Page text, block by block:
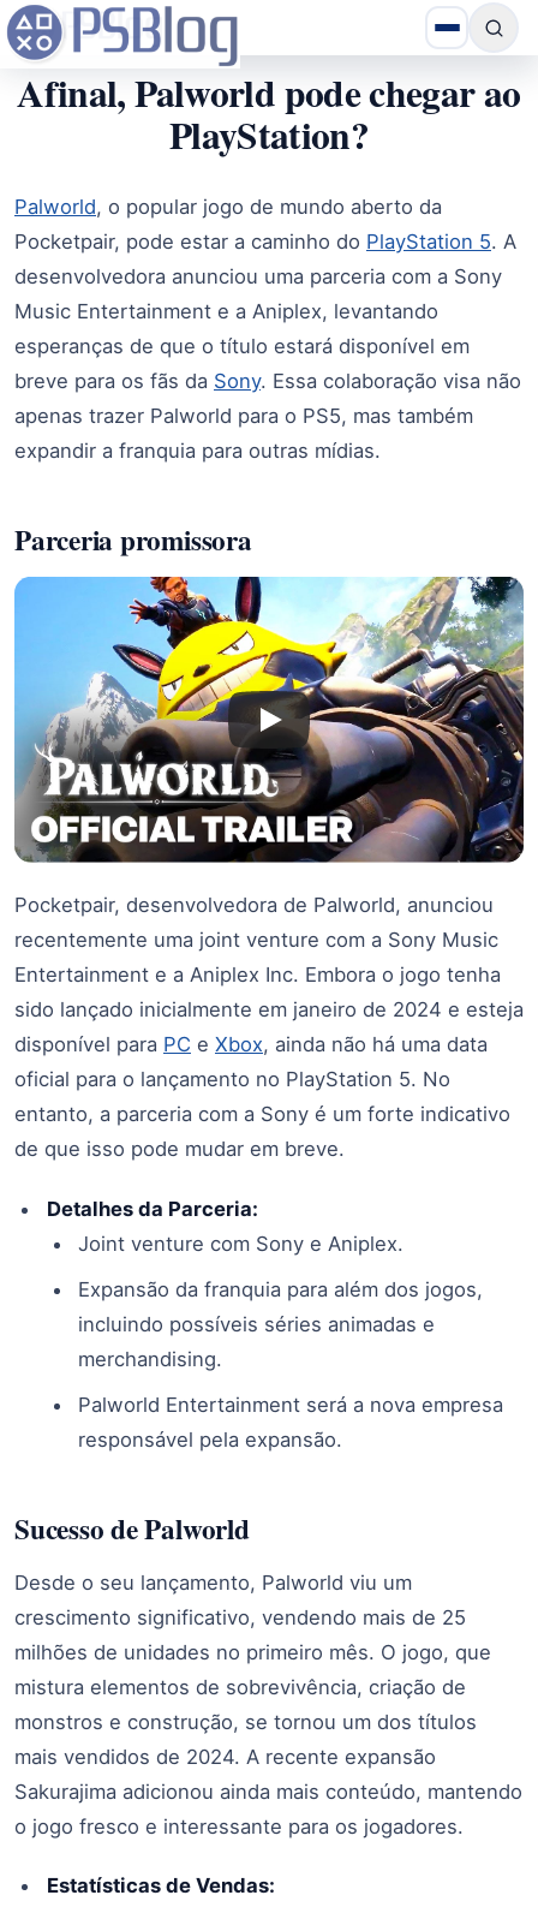
Afinal, Palworld pode chegar ao
PlayStation?
Palworld, o popular jogo de mundo aberto da
Pocketpair, pode estar a caminho do PlayStation 5. A
desenvolvedora anunciou uma parceria com a Sony
Music Entertainment e a Aniplex, levantando
esperanças de que o título estará disponível em
breve para os fãs da Sony. Essa colaboração visa não
apenas trazer Palworld para o PS5, mas também
expandir a franquia para outras mídias.
Parceria promissora
Pocketpair, desenvolvedora de Palworld, anunciou
recentemente uma joint venture com a Sony Music
Entertainment e a Aniplex Inc. Embora o jogo tenha
sido lançado inicialmente em janeiro de 2024 e esteja
disponível para PC e Xbox, ainda não há uma data
oficial para o lançamento no PlayStation 5. No
entanto, a parceria com a Sony é um forte indicativo
de que isso pode mudar em breve.
Detalhes da Parceria:
Joint venture com Sony e Aniplex.
Expansão da franquia para além dos jogos,
incluindo possíveis séries animadas e
merchandising.
Palworld Entertainment será a nova empresa
responsável pela expansão.
Sucesso de Palworld
Desde o seu lançamento, Palworld viu um
crescimento significativo, vendendo mais de 25
milhões de unidades no primeiro mês. O jogo, que
mistura elementos de sobrevivência, criação de
monstros e construção, se tornou um dos títulos
mais vendidos de 2024. A recente expansão
Sakurajima adicionou ainda mais conteúdo, mantendo
o jogo fresco e interessante para os jogadores.
Estatísticas de Vendas: